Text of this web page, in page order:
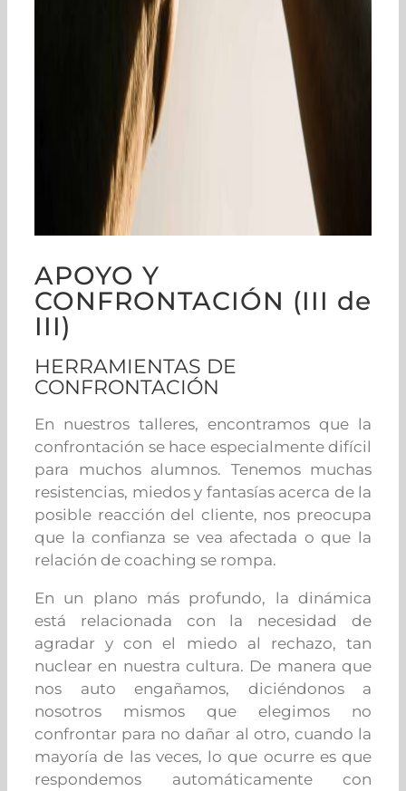
APOYO Y
CONFRONTACIÓN (III de
III)
HERRAMIENTAS DE
CONFRONTACIÓN
En nuestros talleres, encontramos que la
confrontación se hace especialmente difícil
para muchos alumnos. Tenemos muchas
resistencias, miedos y fantasías acerca de la
posible reacción del cliente, nos preocupa
que la confianza se vea afectada o que la
relación de coaching se rompa.
En un plano más profundo, la dinámica
está relacionada con la necesidad de
agradar y con el miedo al rechazo, tan
nuclear en nuestra cultura. De manera que
nos auto engañamos, diciéndonos a
nosotros mismos que elegimos no
confrontar para no dañar al otro, cuando la
mayoría de las veces, lo que ocurre es que
respondemos automáticamente con